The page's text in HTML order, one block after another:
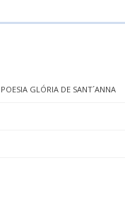
GLÓRIA DE SANT´ANNA